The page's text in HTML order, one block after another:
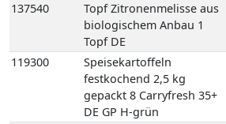
137540
Topf Zitronenmelisse aus
biologischem Anbau 1
Topf DE
119300
Speisekartoffeln
festkochend 2,5 kg
gepackt 8 Carryfresh 35+
DE GP H-grün